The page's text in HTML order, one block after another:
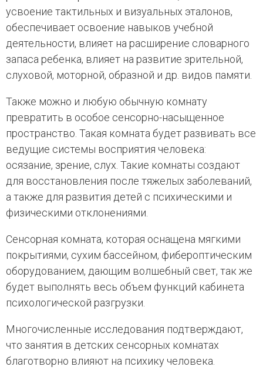
усвоение тактильных и визуальных эталонов,
обеспечивает освоение навыков учебной
деятельности, влияет на расширение словарного
запаса ребенка, влияет на развитие зрительной,
слуховой, моторной, образной и др. видов памяти.
Также можно и любую обычную комнату
превратить в особое сенсорно-насыщенное
пространство. Такая комната будет развивать все
ведущие системы восприятия человека:
осязание, зрение, слух. Такие комнаты создают
для восстановления после тяжелых заболеваний,
а также для развития детей с психическими и
физическими отклонениями.
Сенсорная комната, которая оснащена мягкими
покрытиями, сухим бассейном, фибероптическим
оборудованием, дающим волшебный свет, так же
будет выполнять весь объем функций кабинета
психологической разгрузки.
Многочисленные исследования подтверждают,
что занятия в детских сенсорных комнатах
благотворно влияют на психику человека.